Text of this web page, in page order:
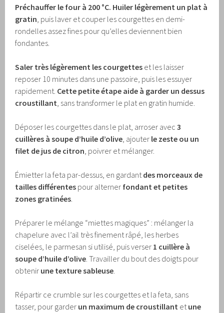
Préchauffer le four à 200 °C. Huiler légèrement un plat à
gratin, puis laver et couper les courgettes en demi-
rondelles assez fines pour qu’elles deviennent bien
fondantes.
Saler très légèrement les courgettes et les laisser
reposer 10 minutes dans une passoire, puis les essuyer
rapidement. Cette petite étape aide à garder un dessus
croustillant, sans transformer le plat en gratin humide.
Déposer les courgettes dans le plat, arroser avec3
cuillères à soupe d’huile d’olive, ajouter le zeste ou un
filet de jus de citron, poivrer et mélanger.
Émietter la feta par-dessus, en gardantdes morceaux de
tailles différentes pour alterner fondant et petites
zones gratinées.
Préparer le mélange “miettes magiques” : mélanger la
chapelure avec l’ail très finement râpé, les herbes
ciselées, le parmesan si utilisé, puis verser 1 cuillère à
soupe d’huile d’olive. Travailler du bout des doigts pour
obtenir une texture sableuse.
Répartir ce crumble sur les courgettes et la feta, sans
tasser, pour garder un maximum de croustillant etune